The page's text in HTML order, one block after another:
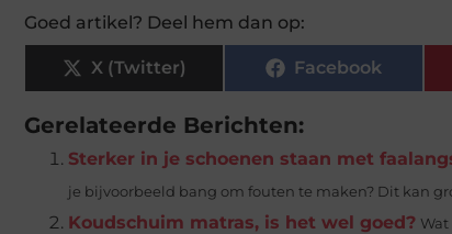
Goed artikel? Deel hem dan op:
X (Twitter) Facebook
Gerelateerde Berichten:
Sterker in je schoenen staan met
je bijvoorbeeld bang om fouten te maken? Dit kan
Koudschuim matras, is het wel goed?